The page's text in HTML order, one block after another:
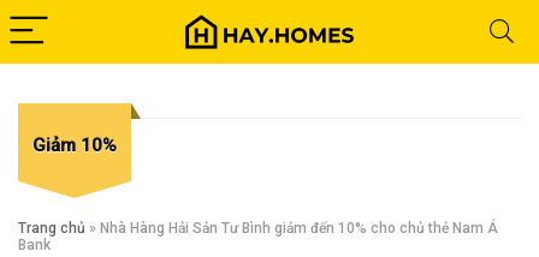
Giảm 10%
Trang chủ » Nhà Hàng Hải Sản Tư Bình giảm đến 10% cho chủ thẻ Nam Á
Bank